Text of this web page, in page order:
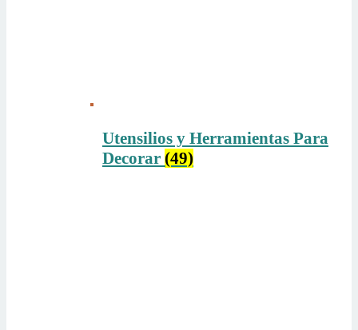
Utensilios y Herramientas Para
Decorar (49)